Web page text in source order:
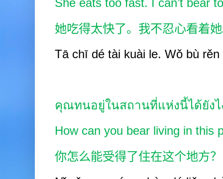
She eats too fast. I can’t bear
她吃得太快了。我不忍心看着
Tā chī dé tài kuài le. Wǒ bù
คุณทนอยู่ในสถานที่แห่งนี้ได้ยัง
How can you bear living in this
你怎么能受得了住在这个地方？